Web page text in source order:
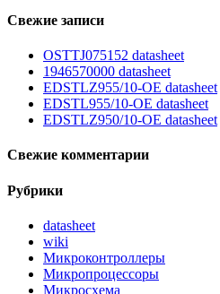
Свежие записи
OSTTJ075152 datasheet
1946570000 datasheet
EDSTLZ955/10-OE datasheet
EDSTL955/10-OE datasheet
EDSTLZ950/10-OE datasheet
Свежие комментарии
Рубрики
datasheet
wiki
Микроконтроллеры
Микропроцессоры
Микросхема